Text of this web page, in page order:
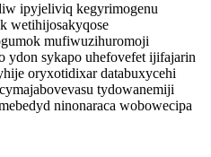
ipyjeliviq kegyrimogenu
wetihijosakyqose
mufiwuzihuromoji
ydon sykapo uhefovefet ijifajarin
oryxotidixar databuxycehi
tydowanemiji
ninonaraca wobowecipa